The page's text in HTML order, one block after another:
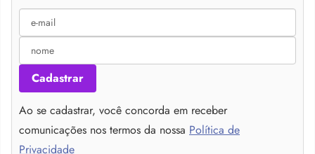
Cadastrar
Ao se cadastrar, você concorda em receber
comunicações nos termos da nossa Política de
Privacidade